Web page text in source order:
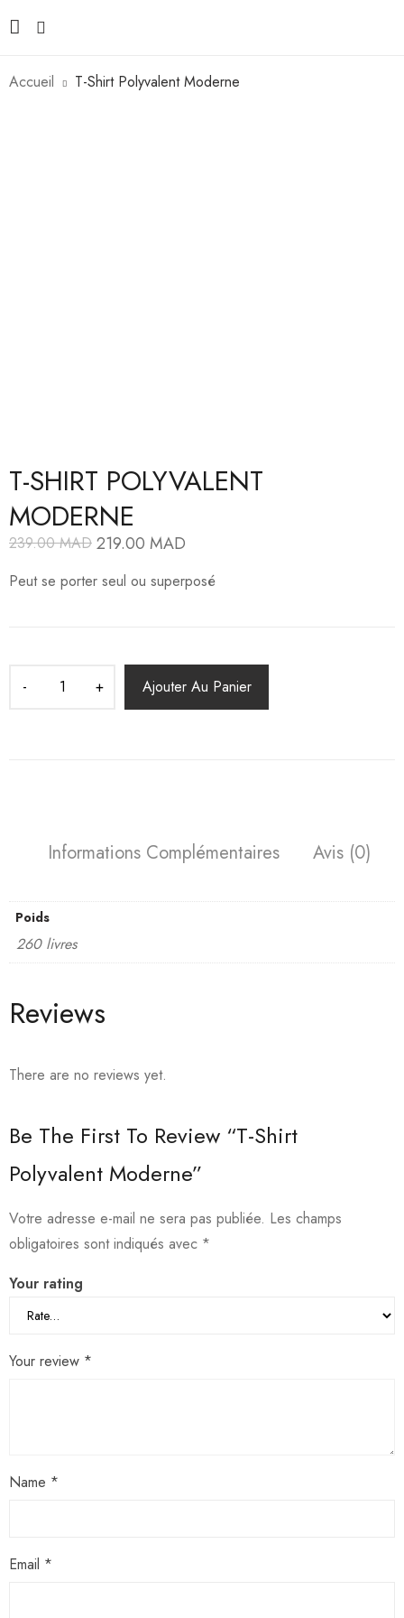
Accueil T-Shirt Polyvalent Moderne
T-SHIRT POLYVALENT
MODERNE
239.00MAD
Le
initial
219.00 MAD
Le
actuel
Peut se porter seul ou superposé
Ajouter Au Panier
Informations Complémentaires Avis (0)
Poids
260 livres
Reviews
There are no reviews yet.
Be The First To Review “T-Shirt
Polyvalent Moderne”
Votre adresse e-mail ne sera pas publiée. Les champs
obligatoires sont indiqués avec *
Your rating
Your review *
Name *
Email *